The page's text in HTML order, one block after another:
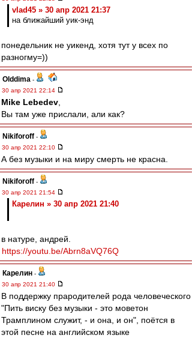
vlad45 » 30 апр 2021 21:37
на ближайший уик-энд
понедельник не уикенд, хотя тут у всех по
разногму=))
Olddima -
30 апр 2021 22:14
Mike Lebedev
Вы там уже прислали, али как?
Nikiforoff -
30 апр 2021 22:10
А без музыки и на миру смерть не красна.
Nikiforoff -
30 апр 2021 21:54
Карелин » 30 апр 2021 21:40
в натуре, андрей.
https://youtu.be/Abrn8aVQ76Q
Карелин -
30 апр 2021 21:40
В поддержку прародителей рода человеческого
"Пить виску без музыки - это моветон
Трамплином служит, - и она, и он", поётся в
этой песне на английском языке